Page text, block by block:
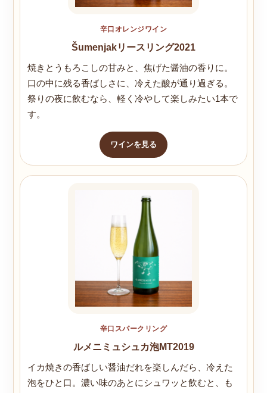
辛口オレンジワイン
Šumenjakリースリング2021
焼きとうもろこしの甘みと、焦げた醤油の香りに。
口の中に残る香ばしさに、冷えた酸が通り過ぎる。
祭りの夜に飲むなら、軽く冷やして楽しみたい1本で
す。
ワインを見る
辛口スパークリング
ルメニミュシュカ泡MT2019
イカ焼きの香ばしい醤油だれを楽しんだら、冷えた
泡をひと口。濃い味のあとにシュワッと飲むと、も